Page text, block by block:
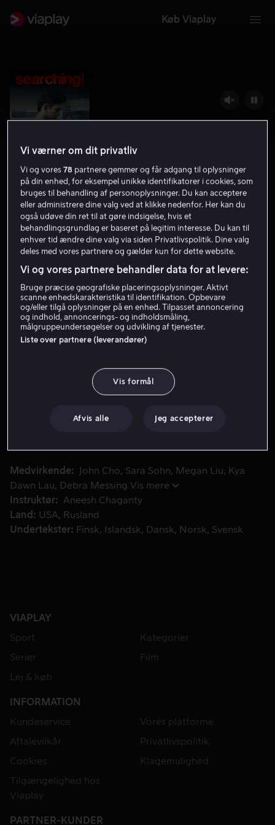
Køb Viaplay
Searching
7.6 Thriller 2018 1 t. 38 min
11 år
HD
Lej 49 kr
Køb 109 kr
Se trailer
Davids datter forsvinder. Politiet kan ikke finde nogen
Davids datter forsvinder. Politiet kan ikke finde nogen
Han leder, der hvor hemmeligheder gemmer sig: I
Medvirkende John Cho Sara Sohn Megan Liu
Kya
Dawn Lau
Debra Messing Vis mere
Instruktør
Aneesh Chaganty
Land
USA
Rusland
Undertekster
Finsk Islandsk Dansk Norsk Svensk
VIAPLAY
Sport
Kategorier
Serier
Film
Lej & køb
INFORMATION
Kundeservice
Vores platforme
Aftalevilkår
Privatlivspolitik
Cookies
Klagemulighed
Tilgængelighed hos
Viaplay
PARTNER-KUNDER
Vi værner om dit privatliv
Vi og vores78 partnere gemmer og får adgang til oplysninger
på din enhed, for eksempel unikke identifikatorer i cookies, som
bruges til behandling af personoplysninger. Du kan acceptere
eller administrere dine valg ved at klikke nedenfor. Her kan du
også udøve din ret til at gøre indsigelse, hvis et
behandlingsgrundlag er baseret på legitim interesse. Du kan til
enhver tid ændre dine valg via siden Privatlivspolitik. Dine valg
deles med vores partnere og gælder kun for dette website.
Vi og vores partnere behandler data for at levere:
Bruge præcise geografiske placeringsoplysninger. Aktivt
scanne enhedskarakteristika til identifikation. Opbevare
og/eller tilgå oplysninger på en enhed. Tilpasset annoncering
og indhold, annoncerings- og indholdsmåling,
målgruppeundersøgelser og udvikling af tjenester.
Liste over partnere (leverandører)
Vis formål
Afvis alle Jeg accepterer